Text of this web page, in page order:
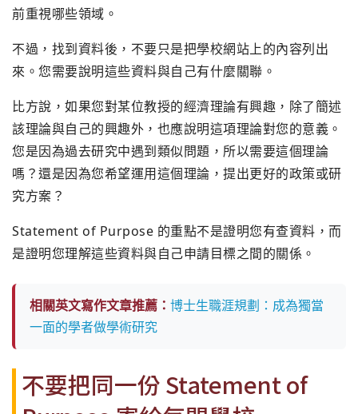
前重視哪些領域。
不過，找到資料後，不要只是把學校網站上的內容列出
來。您需要說明這些資料與自己有什麼關聯。
比方說，如果您對某位教授的經濟理論有興趣，除了簡述
該理論與自己的興趣外，也應說明這項理論對您的意義。
您是因為過去研究中遇到類似問題，所以需要這個理論
嗎？還是因為您希望運用這個理論，提出更好的政策或研
究方案？
Statement of Purpose 的重點不是證明您有查資料，而
是證明您理解這些資料與自己申請目標之間的關係。
相關英文寫作文章推薦： 博士生職涯規劃：成為獨當
一面的學者做學術研究
不要把同一份 Statement of